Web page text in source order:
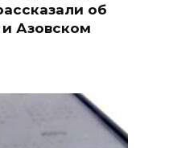
об
Азовском